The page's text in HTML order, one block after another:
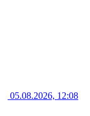
05.08.2026, 12:08